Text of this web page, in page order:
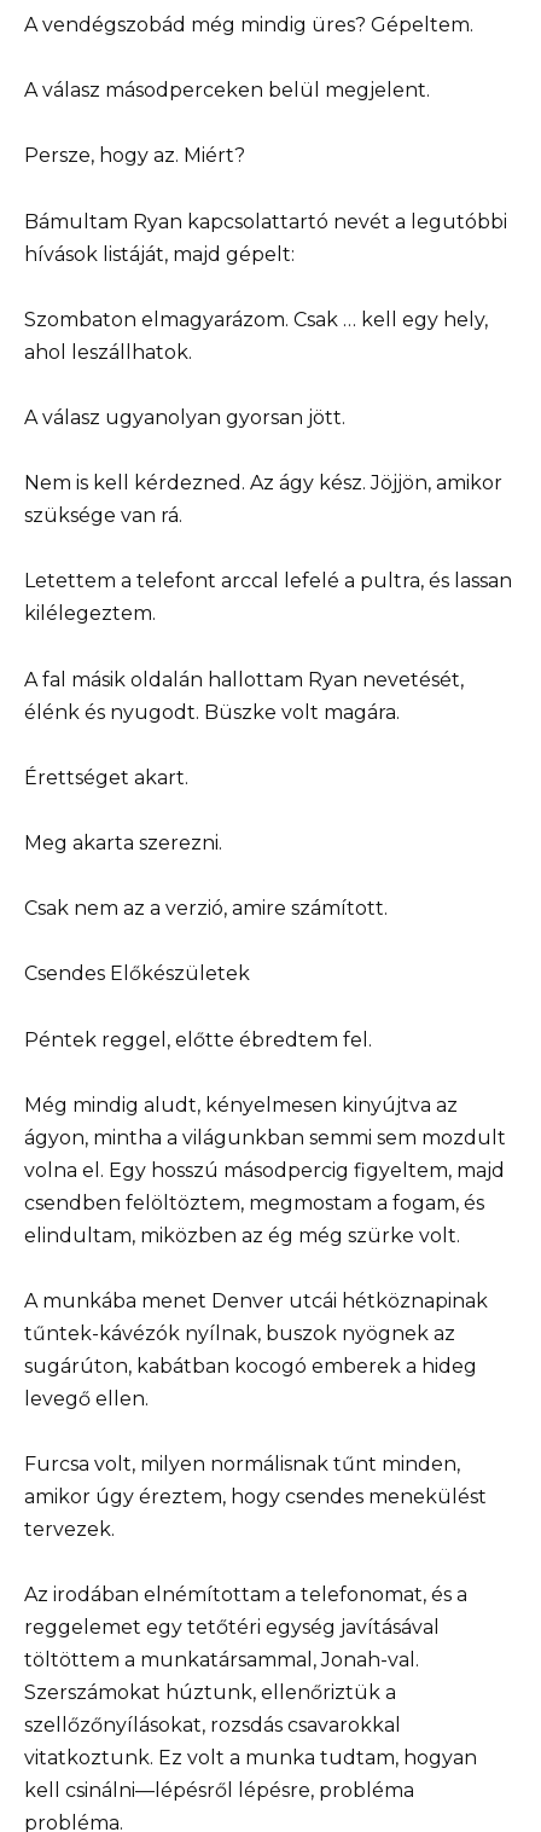
A vendégszobád még mindig üres? Gépeltem.
A válasz másodperceken belül megjelent.
Persze, hogy az. Miért?
Bámultam Ryan kapcsolattartó nevét a legutóbbi
hívások listáját, majd gépelt:
Szombaton elmagyarázom. Csak … kell egy hely,
ahol leszállhatok.
A válasz ugyanolyan gyorsan jött.
Nem is kell kérdezned. Az ágy kész. Jöjjön, amikor
szüksége van rá.
Letettem a telefont arccal lefelé a pultra, és lassan
kilélegeztem.
A fal másik oldalán hallottam Ryan nevetését,
élénk és nyugodt. Büszke volt magára.
Érettséget akart.
Meg akarta szerezni.
Csak nem az a verzió, amire számított.
Csendes Előkészületek
Péntek reggel, előtte ébredtem fel.
Még mindig aludt, kényelmesen kinyújtva az
ágyon, mintha a világunkban semmi sem mozdult
volna el. Egy hosszú másodpercig figyeltem, majd
csendben felöltöztem, megmostam a fogam, és
elindultam, miközben az ég még szürke volt.
A munkába menet Denver utcái hétköznapinak
tűntek-kávézók nyílnak, buszok nyögnek az
sugárúton, kabátban kocogó emberek a hideg
levegő ellen.
Furcsa volt, milyen normálisnak tűnt minden,
amikor úgy éreztem, hogy csendes menekülést
tervezek.
Az irodában elnémítottam a telefonomat, és a
reggelemet egy tetőtéri egység javításával
töltöttem a munkatársammal, Jonah-val.
Szerszámokat húztunk, ellenőriztük a
szellőzőnyílásokat, rozsdás csavarokkal
vitatkoztunk. Ez volt a munka tudtam, hogyan
kell csinálni—lépésről lépésre, probléma
probléma.